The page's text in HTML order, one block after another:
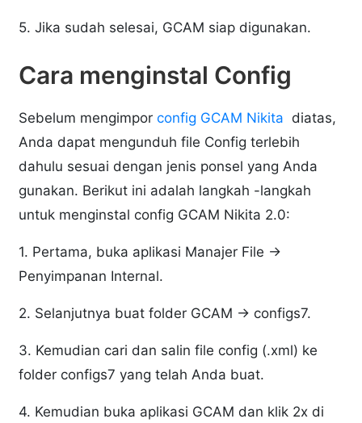
5. Jika sudah selesai, GCAM siap digunakan.
Cara menginstal Config
Sebelum mengimporconfig GCAM Nikita diatas,
Anda dapat mengunduh file Config terlebih
dahulu sesuai dengan jenis ponsel yang Anda
gunakan. Berikut ini adalah langkah -langkah
untuk menginstal config GCAM Nikita 2.0:
1. Pertama, buka aplikasi Manajer File →
Penyimpanan Internal.
2. Selanjutnya buat folder GCAM → configs7.
3. Kemudian cari dan salin file config (.xml) ke
folder configs7 yang telah Anda buat.
4. Kemudian buka aplikasi GCAM dan klik 2x di